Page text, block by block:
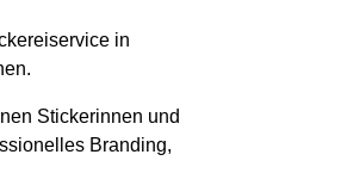
in
Stickerinnen und
Branding,